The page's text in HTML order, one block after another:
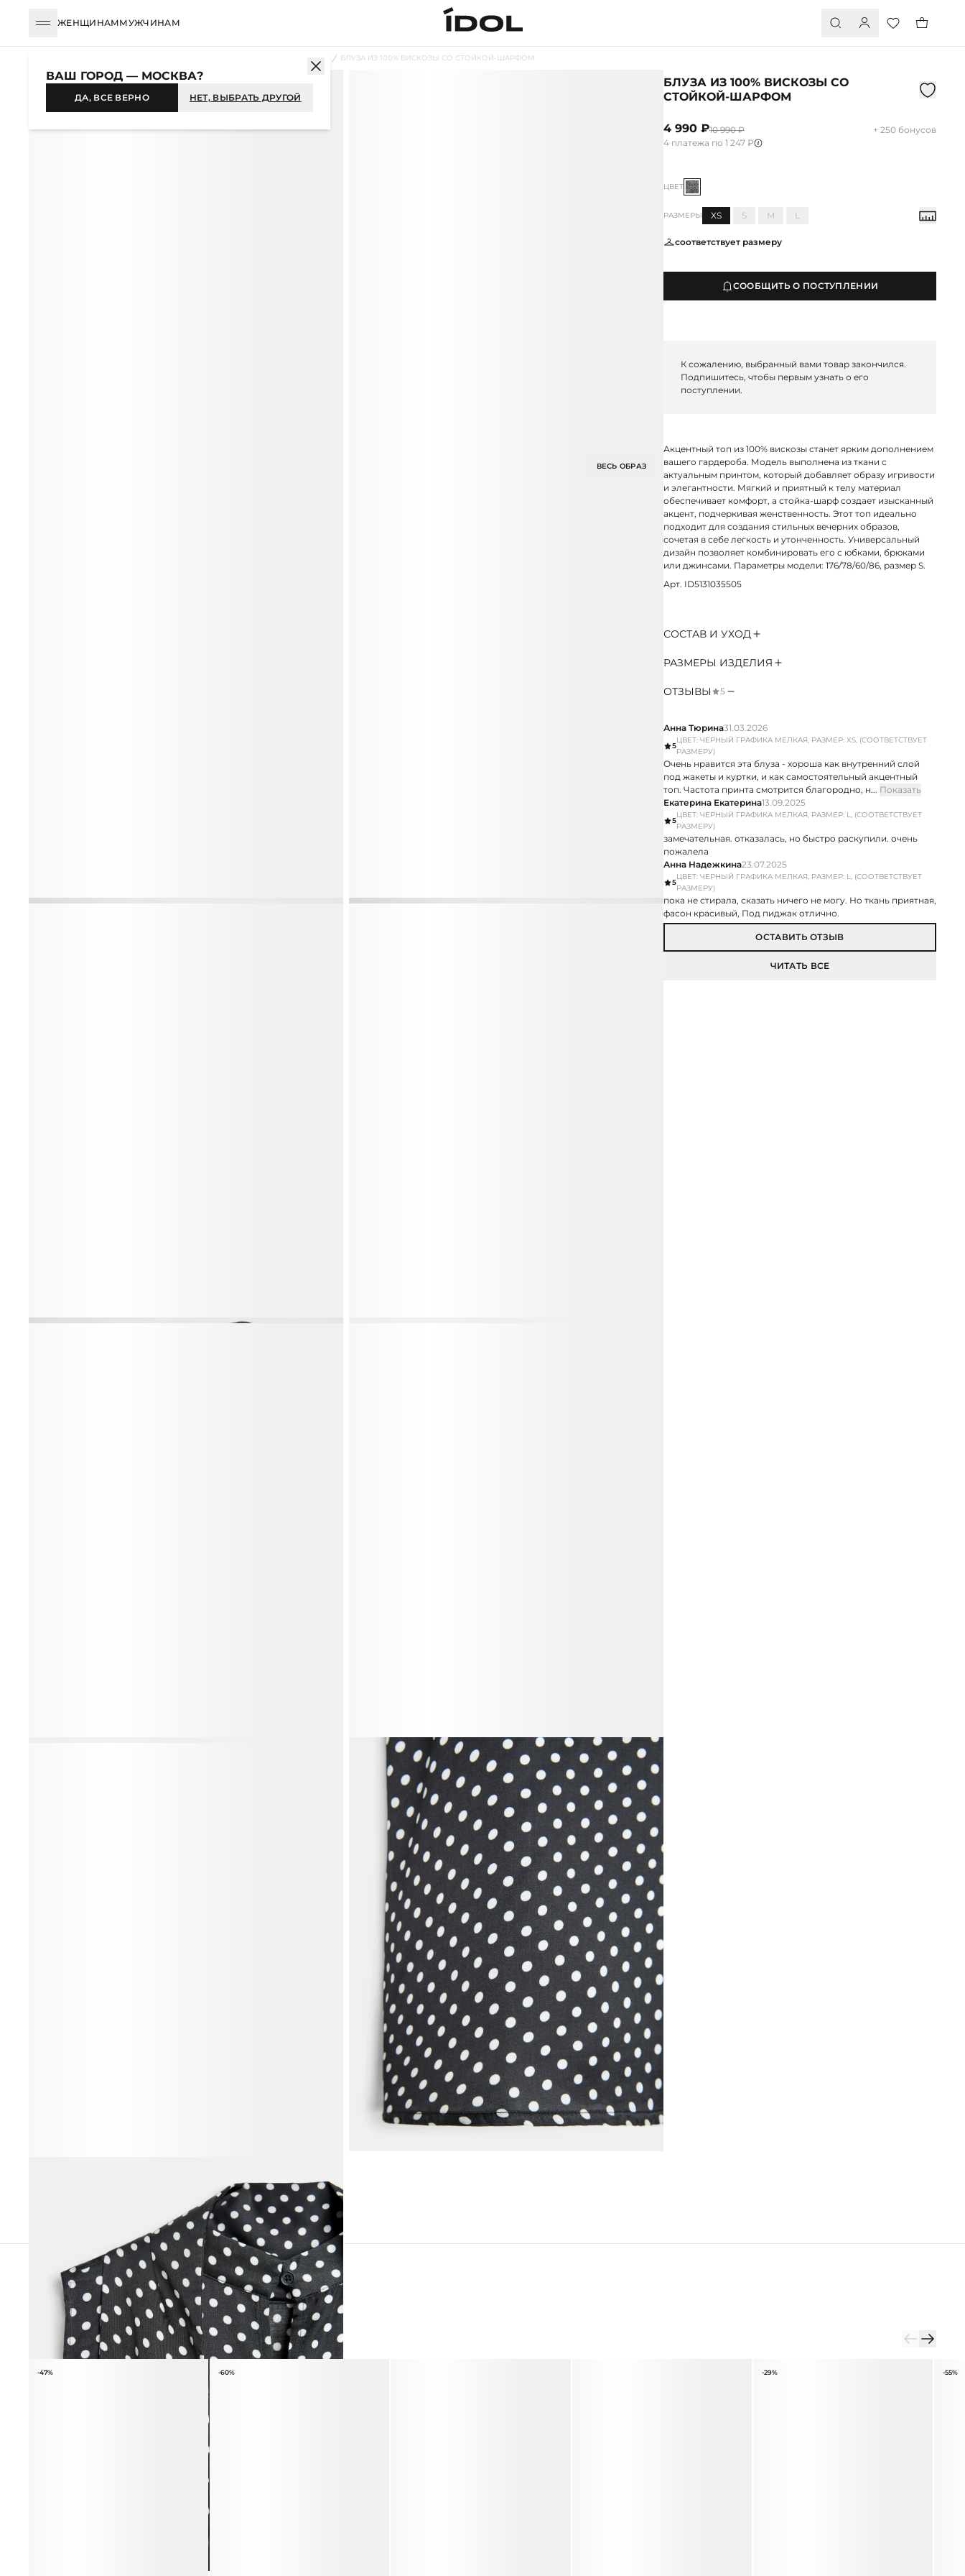
ЖЕНЩИНАММУЖЧИНАМ
БЛУЗА ИЗ 100% ВИСКОЗЫ СО СТОЙКОЙ-ШАРФОМ
ВЕСЬ ОБРАЗ
БЛУЗА ИЗ 100% ВИСКОЗЫ СО
СТОЙКОЙ-ШАРФОМ
4 990 ₽10 990 ₽
+ 250 бонусов
4 платежа по 1 247 ₽
ЦВЕТ
РАЗМЕРЫ XS S M L
соответствует размеру
СООБЩИТЬ О ПОСТУПЛЕНИИ
К сожалению, выбранный вами товар закончился.
Подпишитесь, чтобы первым узнать о его
поступлении.
Акцентный топ из 100% вискозы станет ярким дополнением
вашего гардероба. Модель выполнена из ткани с
актуальным принтом, который добавляет образу игривости
и элегантности. Мягкий и приятный к телу материал
обеспечивает комфорт, а стойка-шарф создает изысканный
акцент, подчеркивая женственность. Этот топ идеально
подходит для создания стильных вечерних образов,
сочетая в себе легкость и утонченность. Универсальный
дизайн позволяет комбинировать его с юбками, брюками
или джинсами. Параметры модели: 176/78/60/86, размер S.
Арт. ID5131035505
СОСТАВ И УХОД
РАЗМЕРЫ ИЗДЕЛИЯ
ОТЗЫВЫ 5
Анна Тюрина31.03.2026
5
ЦВЕТ: ЧЕРНЫЙ ГРАФИКА МЕЛКАЯ, РАЗМЕР: XS, (СООТВЕТСТВУЕТ
РАЗМЕРУ)
Очень нравится эта блуза - хороша как внутренний слой
под жакеты и куртки, и как самостоятельный акцентный
топ. Частота принта смотрится благородно, н... Показать
Екатерина Екатерина13.09.2025
5
ЦВЕТ: ЧЕРНЫЙ ГРАФИКА МЕЛКАЯ, РАЗМЕР: L, (СООТВЕТСТВУЕТ
РАЗМЕРУ)
замечательная. отказалась, но быстро раскупили. очень
пожалела
Анна Надежкина23.07.2025
5
ЦВЕТ: ЧЕРНЫЙ ГРАФИКА МЕЛКАЯ, РАЗМЕР: L, (СООТВЕТСТВУЕТ
РАЗМЕРУ)
пока не стирала, сказать ничего не могу. Но ткань приятная,
фасон красивый, Под пиджак отлично.
ОСТАВИТЬ ОТЗЫВ
ЧИТАТЬ ВСЕ
ПОХОЖИЕ ТОВАРЫ
-47% -60% -29% -55%
ВАШ ГОРОД — МОСКВА?
ДА, ВСЕ ВЕРНО НЕТ, ВЫБРАТЬ ДРУГОЙ